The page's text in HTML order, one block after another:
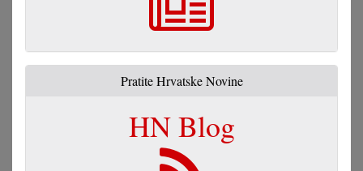
Pratite Hrvatske Novine
HN Blog